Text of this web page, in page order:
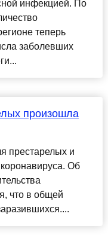
инфекцией. По
теперь
заболевших
произошла
престарелых и
Об
что в общей